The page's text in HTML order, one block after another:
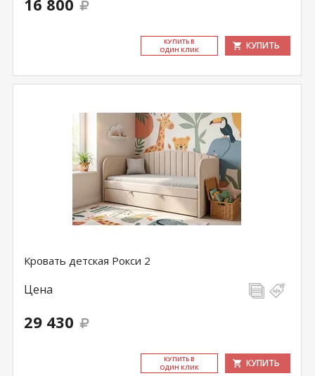
16 800
КУ­ПИТЬ В
ОДИН КЛИК
КУПИТЬ
Кровать детская Рокси 2
Цена
29 430
КУ­ПИТЬ В
ОДИН КЛИК
КУПИТЬ